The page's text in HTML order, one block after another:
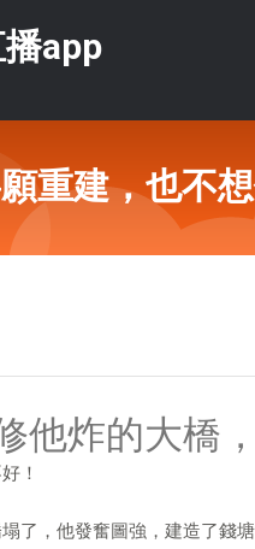
app
重建，也不
他炸的大橋
！
了，他發奮圖強，建造了錢